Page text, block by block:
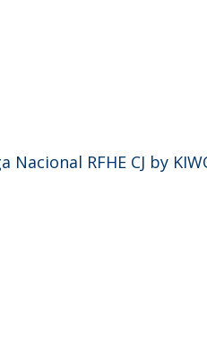
RFHE CJ by